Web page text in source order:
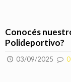
Conocés
Polideportivo?
03/09/2025 0